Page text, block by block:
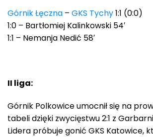
Górnik Łęczna – GKS Tychy1:1 (0:0)
1:0 – Bartłomiej Kalinkowski 54′
1:1 – Nemanja Nedić 58′
II liga:
Górnik Polkowice umocnił się na
tabeli dzięki zwycięstwu 2:1 z
Lidera próbuje gonić GKS Katowice,